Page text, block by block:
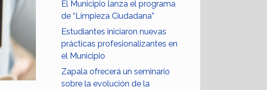
El Municipio lanza el programa
de “Limpieza Ciudadana”
Estudiantes iniciaron nuevas
prácticas profesionalizantes en
el Municipio
Zapala ofrecerá un seminario
sobre la evolución de la